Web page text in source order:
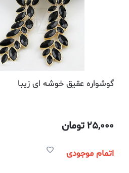
گوشواره عقیق خوشه ای زیبا
25,000تومان
اتمام موجودی